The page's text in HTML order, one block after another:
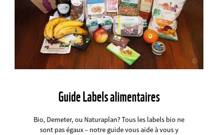
©
Guide Labels alimentaires
Bio, Demeter, ou Naturaplan? Tous les labels bio ne
sont pas égaux – notre guide vous aide à vous y